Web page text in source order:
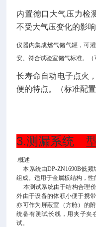
内置德口大气压力检
不受大气压变化的影响
仪器内集成燃气储气罐，可
安、符合试验室储气标准。（
长寿命自动电子点火
便的特点。（标准配置
3.测漏系统 型
.概述
本系统由DP-ZN1690B低
组成。适用于金属板结构，性
本测试系统由于结构合理
外由于设备的体积小便于携
亦可作为屏蔽室（方舱）的
统备有测试长线，用夹子夹
试。